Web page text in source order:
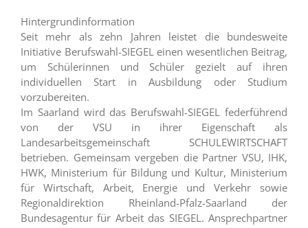
Hintergrundinformation
Seit mehr als zehn Jahren leistet die bundesweite
Initiative Berufswahl-SIEGEL einen wesentlichen Beitrag,
um Schülerinnen und Schüler gezielt auf ihren
individuellen Start in Ausbildung oder Studium
vorzubereiten.
Im Saarland wird das Berufswahl-SIEGEL federführend
von der VSU in ihrer Eigenschaft als
Landesarbeitsgemeinschaft SCHULEWIRTSCHAFT
betrieben. Gemeinsam vergeben die Partner VSU, IHK,
HWK, Ministerium für Bildung und Kultur, Ministerium
für Wirtschaft, Arbeit, Energie und Verkehr sowie
Regionaldirektion Rheinland-Pfalz-Saarland der
Bundesagentur für Arbeit das SIEGEL. Ansprechpartner